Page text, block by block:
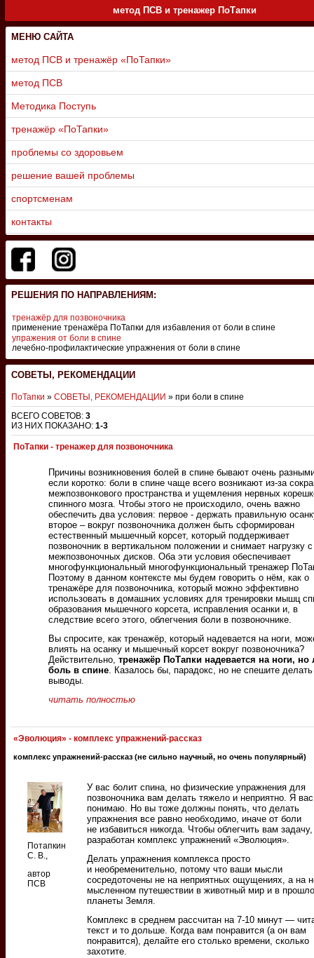
метод ПСВ и тренажер ПоТапки
МЕНЮ САЙТА
метод ПСВ и тренажёр «ПоТапки»
метод ПСВ
Методика Поступь
тренажёр «ПоТапки»
проблемы со здоровьем
решение вашей проблемы
спортсменам
контакты
РЕШЕНИЯ ПО НАПРАВЛЕНИЯМ:
тренажёр для позвоночника
применение тренажёра ПоТапки для избавления от боли в спине
упражения от боли в спине
лечебно-профилактические упражнения от боли в спине
СОВЕТЫ, РЕКОМЕНДАЦИИ
ПоТапки » СОВЕТЫ, РЕКОМЕНДАЦИИ » при боли в спине
ВСЕГО СОВЕТОВ: 3
ИЗ НИХ ПОКАЗАНО: 1-3
ПоТапки - тренажер для позвоночника
Причины возникновения болей в спине бывают очень
если коротко: боли в спине чаще всего возникают из-за
межпозвонкового пространства и ущемления нервных
спинного мозга. Чтобы этого не происходило, очень важно
обеспечить два условия: первое - держать правильную
второе – вокруг позвоночника должен быть сформирован
естественный мышечный корсет, который поддерживает
позвоночник в вертикальном положении и снимает нагрузку с
межпозвоночных дисков. Оба эти условия обеспечивает
многофункциональный многофункциональный тренажер
Поэтому в данном контексте мы будем говорить о нём, как о
тренажёре для позвоночника, который можно эффективно
использовать в домашних условиях для тренировки мышц
образования мышечного корсета, исправления осанки и, в
следствие всего этого, облегчения боли в позвоночнике.
Вы спросите, как тренажёр, который надевается на ноги,
влиять на осанку и мышечный корсет вокруг позвоночника?
Действительно, тренажёр ПоТапки надевается на ноги, но
боль в спине. Казалось бы, парадокс, но не спешите делать
выводы.
читать полностью
«Эволюция» - комплекс упражнений-рассказ
комплекс упражнений-рассказ (не сильно научный, но очень популярный)
Потапкин
С. В.,
автор
ПСВ
У вас болит спина, но физические упражнения для
позвоночника вам делать тяжело и неприятно. Я
понимаю. Но вы тоже должны понять, что делать
упражнения все равно необходимо, иначе от боли
не избавиться никогда. Чтобы облегчить вам
разработан комплекс упражнений «Эволюция».
Делать упражнения комплекса просто
и необременительно, потому что ваши мысли
сосредоточены не на неприятных ощущениях, а на
мысленном путешествии в животный мир и в
планеты Земля.
Комплекс в среднем рассчитан на 7-10 минут —
текст и то дольше. Когда вам понравится (а он вам
понравится), делайте его столько времени, сколько
захотите.